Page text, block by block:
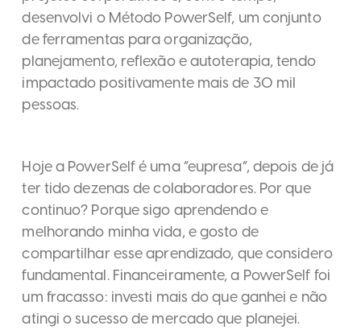
desenvolvi o Método PowerSelf, um conjunto
de ferramentas para organização,
planejamento, reflexão e autoterapia, tendo
impactado positivamente mais de 30 mil
pessoas.
Hoje a PowerSelf é uma “eupresa”, depois de já
ter tido dezenas de colaboradores. Por que
continuo? Porque sigo aprendendo e
melhorando minha vida, e gosto de
compartilhar esse aprendizado, que considero
fundamental. Financeiramente, a PowerSelf foi
um fracasso: investi mais do que ganhei e não
atingi o sucesso de mercado que planejei.